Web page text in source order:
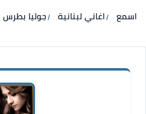
اسمع اغاني لبنانية جوليا بطرس